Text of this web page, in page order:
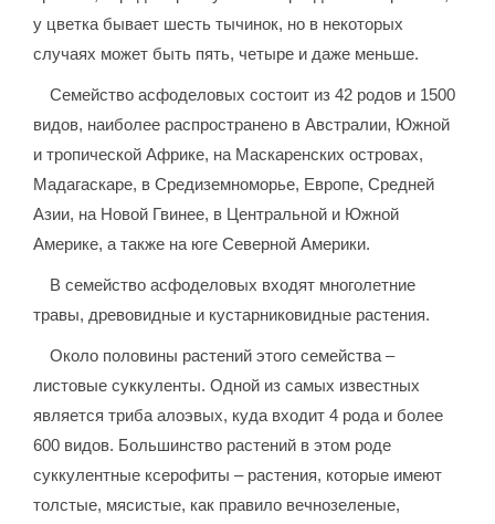
у цветка бывает шесть тычинок, но в некоторых
случаях может быть пять, четыре и даже меньше.
Семейство асфоделовых состоит из 42 родов и 1500
видов, наиболее распространено в Австралии, Южной
и тропической Африке, на Маскаренских островах,
Мадагаскаре, в Средиземноморье, Европе, Средней
Азии, на Новой Гвинее, в Центральной и Южной
Америке, а также на юге Северной Америки.
В семейство асфоделовых входят многолетние
травы, древовидные и кустарниковидные растения.
Около половины растений этого семейства –
листовые суккуленты. Одной из самых известных
является триба алоэвых, куда входит 4 рода и более
600 видов. Большинство растений в этом роде
суккулентные ксерофиты – растения, которые имеют
толстые, мясистые, как правило вечнозеленые,